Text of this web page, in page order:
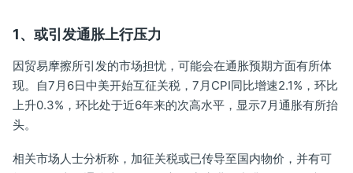
1、或引发通胀上行压力
因贸易摩擦所引发的市场担忧，可能会在通胀预期方面有所体
现。自7月6日中美开始互征关税，7月CPI同比增速2.1%，环比
上升0.3%，环比处于近6年来的次高水平，显示7月通胀有所抬
头。
相关市场人士分析称，加征关税或已传导至国内物价，并有可